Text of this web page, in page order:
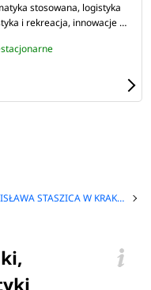
stosowana logistyka
i rekreacja innowacje w
management
AKADEMIA GÓRNICZO-HUTNICZA IM. STANISŁAWA STASZICA W KRAKOWIE